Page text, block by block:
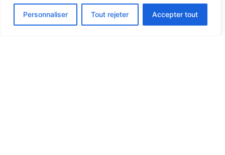
Personnaliser Tout rejeter Accepter tout